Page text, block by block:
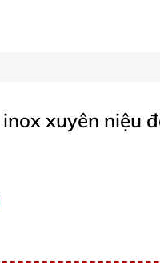
xuyên niệu